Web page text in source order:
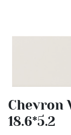
Chevron
18.6*5.2